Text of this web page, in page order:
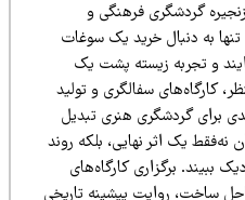
گردشگری فرهنگی و
دنبال خرید یک سوغات
تجربه زیسته پشت یک
سفالگری و تولید
گردشگری هنری تبدیل
یک اثر نهایی، بلکه روند
برگزاری کارگاه‌های
روایت پیشینه تاریخی